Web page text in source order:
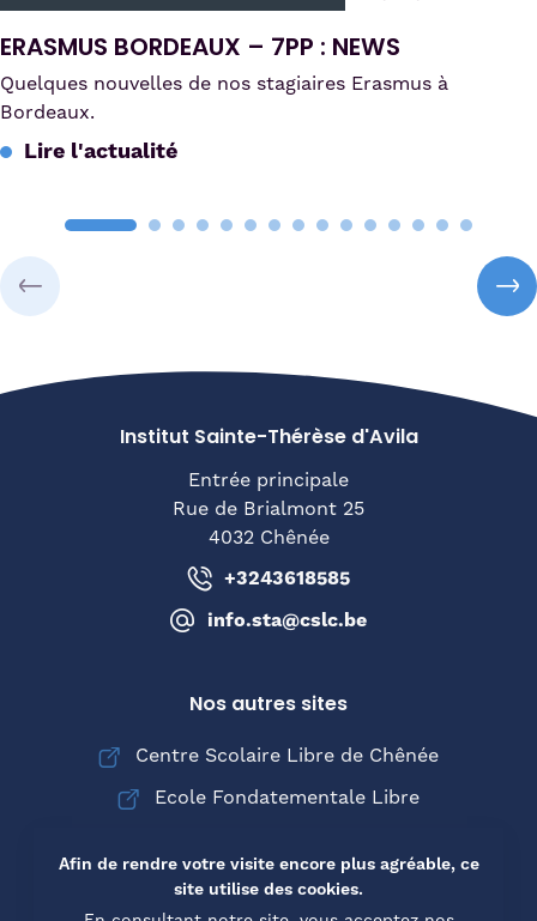
ERASMUS BORDEAUX – 7PP : NEWS
Quelques nouvelles de nos stagiaires Erasmus à
Bordeaux.
Lire l'actualité
Institut Sainte-Thérèse d'Avila
Entrée principale
Rue de Brialmont 25
4032 Chênée
+3243618585
info.sta@cslc.be
Nos autres sites
Centre Scolaire Libre de Chênée
Ecole Fondatementale Libre
Afin de rendre votre visite encore plus agréable, ce
site utilise des cookies.